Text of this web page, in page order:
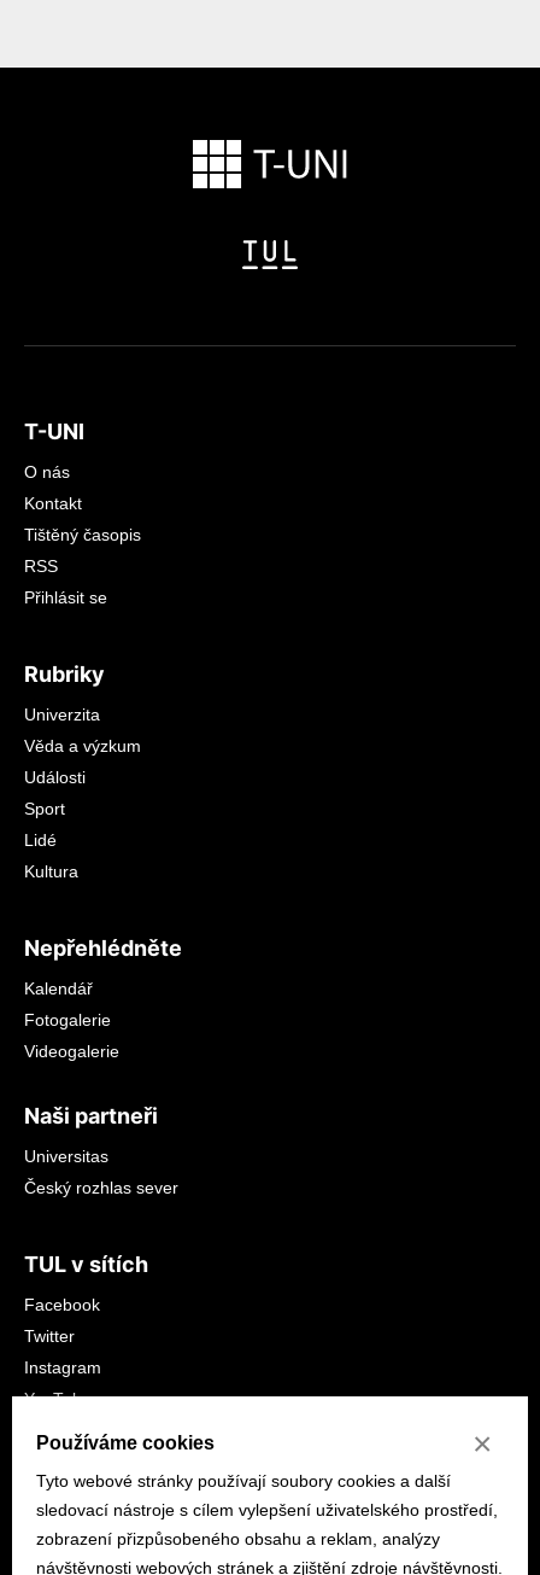
T-UNI
O nás
Kontakt
Tištěný časopis
RSS
Přihlásit se
Rubriky
Univerzita
Věda a výzkum
Události
Sport
Lidé
Kultura
Nepřehlédněte
Kalendář
Fotogalerie
Videogalerie
Naši partneři
Universitas
Český rozhlas sever
TUL v sítích
Facebook
Twitter
Instagram
YouTube
LinkedIn
Používáme cookies
Tyto webové stránky používají soubory cookies a další
sledovací nástroje s cílem vylepšení uživatelského prostředí,
zobrazení přizpůsobeného obsahu a reklam, analýzy
návštěvnosti webových stránek a zjištění zdroje návštěvnosti.
×